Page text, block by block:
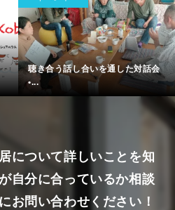
聴き合う話し合いを通した対話会
•...
について詳しいことを知
自分に合っているか相談
お問い合わせください！